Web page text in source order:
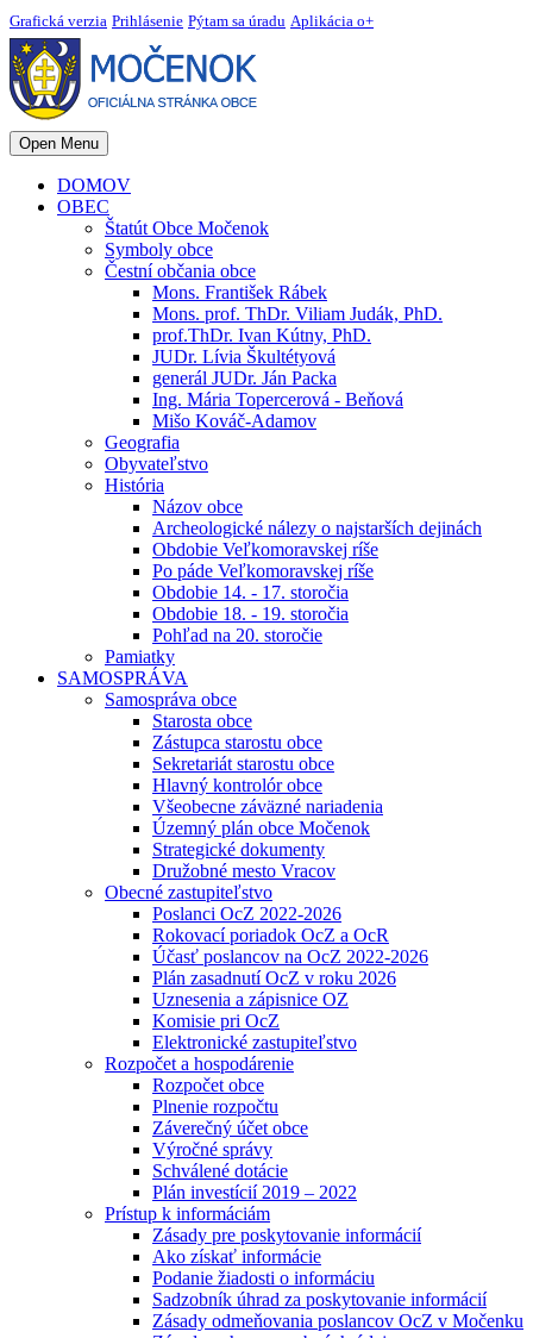
Grafická verzia Prihlásenie Pýtam sa úradu Aplikácia o+
Open Menu
DOMOV
OBEC
Štatút Obce Močenok
Symboly obce
Čestní občania obce
Mons. František Rábek
Mons. prof. ThDr. Viliam Judák, PhD.
prof.ThDr. Ivan Kútny, PhD.
JUDr. Lívia Škultétyová
generál JUDr. Ján Packa
Ing. Mária Topercerová - Beňová
Mišo Kováč-Adamov
Geografia
Obyvateľstvo
História
Názov obce
Archeologické nálezy o najstarších dejinách
Obdobie Veľkomoravskej ríše
Po páde Veľkomoravskej ríše
Obdobie 14. - 17. storočia
Obdobie 18. - 19. storočia
Pohľad na 20. storočie
Pamiatky
SAMOSPRÁVA
Samospráva obce
Starosta obce
Zástupca starostu obce
Sekretariát starostu obce
Hlavný kontrolór obce
Všeobecne záväzné nariadenia
Územný plán obce Močenok
Strategické dokumenty
Družobné mesto Vracov
Obecné zastupiteľstvo
Poslanci OcZ 2022-2026
Rokovací poriadok OcZ a OcR
Účasť poslancov na OcZ 2022-2026
Plán zasadnutí OcZ v roku 2026
Uznesenia a zápisnice OZ
Komisie pri OcZ
Elektronické zastupiteľstvo
Rozpočet a hospodárenie
Rozpočet obce
Plnenie rozpočtu
Záverečný účet obce
Výročné správy
Schválené dotácie
Plán investícií 2019 – 2022
Prístup k informáciám
Zásady pre poskytovanie informácií
Ako získať informácie
Podanie žiadosti o informáciu
Sadzobník úhrad za poskytovanie informácií
Zásady odmeňovania poslancov OcZ v Močenku